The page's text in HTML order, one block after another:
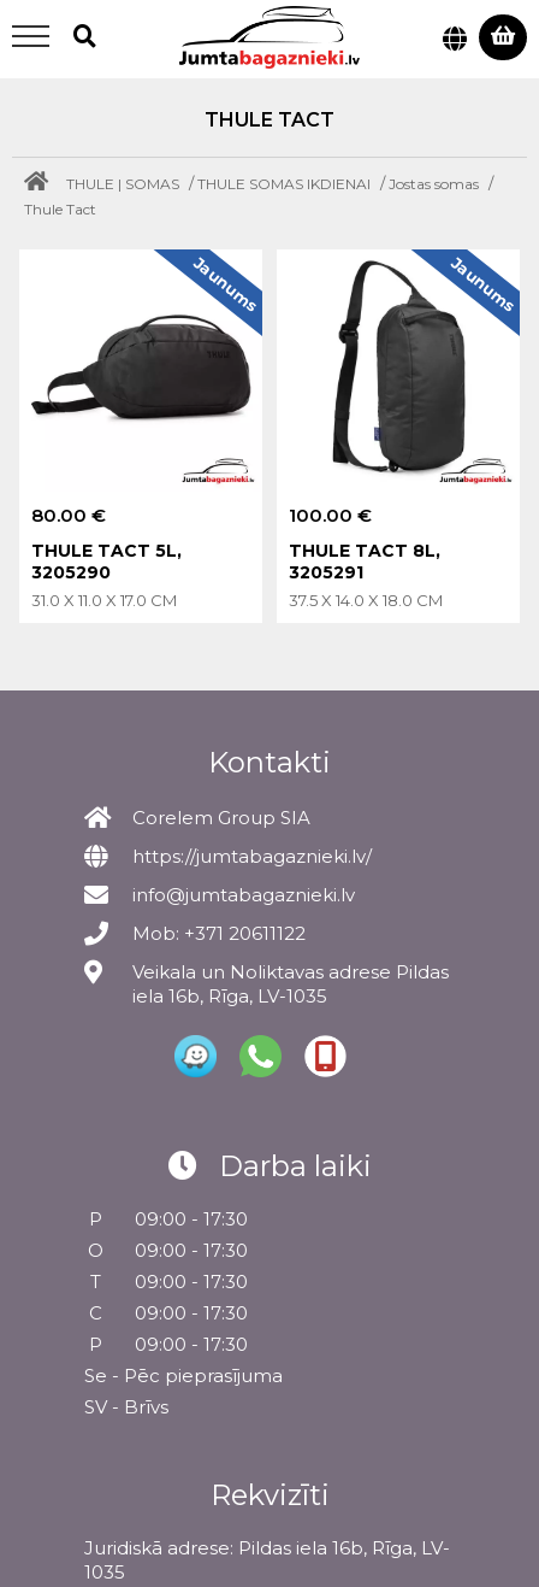
THULE TACT
THULE | SOMAS /THULE SOMAS IKDIENAI /Jostas somas /
Thule Tact
80.00 €
THULE TACT 5L,
3205290
31.0 X 11.0 X 17.0 CM
Jaunums
100.00 €
THULE TACT 8L,
3205291
37.5 X 14.0 X 18.0 CM
Jaunums
Kontakti
Corelem Group SIA
https://jumtabagaznieki.lv/
info@jumtabagaznieki.lv
Mob: +371 20611122
Veikala un Noliktavas adrese Pildas
iela 16b, Rīga, LV-1035
Darba laiki
P
09:00 - 17:30
O
09:00 - 17:30
T
09:00 - 17:30
C
09:00 - 17:30
P
09:00 - 17:30
Se - Pēc pieprasījuma
SV - Brīvs
Rekvizīti
Juridiskā adrese: Pildas iela 16b, Rīga, LV-
1035